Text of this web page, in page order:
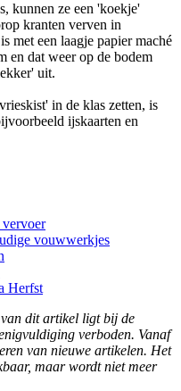
kunnen ze een 'koekje'
kranten verven in
met een laagje papier maché
en dat weer op de bodem
uit.
in de klas zetten, is
ijskaarten en
vervoer
vouwwerkjes
Herfst
dit artikel ligt bij de
verboden. Vanaf
van nieuwe artikelen. Het
maar wordt niet meer